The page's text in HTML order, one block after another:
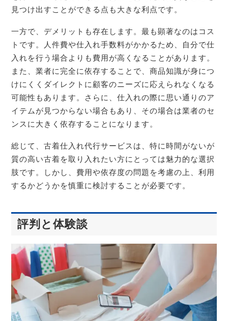
見つけ出すことができる点も大きな利点です。
一方で、デメリットも存在します。最も顕著なのはコス
トです。人件費や仕入れ手数料がかかるため、自分で仕
入れを行う場合よりも費用が高くなることがあります。
また、業者に完全に依存することで、商品知識が身につ
けにくくダイレクトに顧客のニーズに応えられなくなる
可能性もあります。さらに、仕入れの際に思い通りのア
イテムが見つからない場合もあり、その場合は業者のセ
ンスに大きく依存することになります。
総じて、古着仕入れ代行サービスは、特に時間がないが
質の高い古着を取り入れたい方にとっては魅力的な選択
肢です。しかし、費用や依存度の問題を考慮の上、利用
するかどうかを慎重に検討することが必要です。
評判と体験談